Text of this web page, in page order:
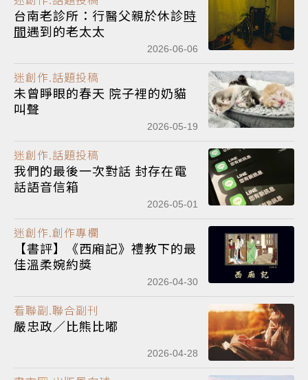
台南老診所：行醫父親於休診時
間遇到的老太太
2026-06-06
迷創作.話題投稿
未曾睜眼的春天 院子裡的奶貓
叫聲
2026-05-19
迷創作.話題投稿
我們的最後一次對話 封存在電
話語音信箱
2026-05-01
迷創作.創作專欄
【書評】《西廂記》禮教下的最
佳溫柔婉約獎
2026-04-30
看聯副.聯合副刊
嚴忠政／比熊比嘟
2026-04-28